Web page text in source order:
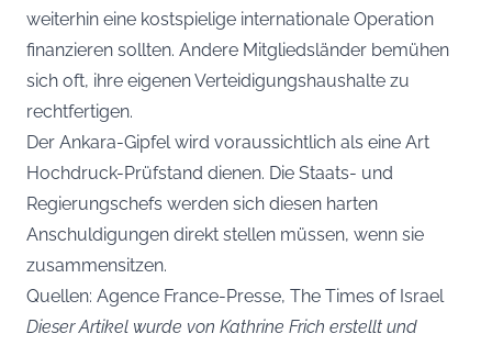
weiterhin eine kostspielige internationale Operation
finanzieren sollten. Andere Mitgliedsländer bemühen
sich oft, ihre eigenen Verteidigungshaushalte zu
rechtfertigen.
Der Ankara-Gipfel wird voraussichtlich als eine Art
Hochdruck-Prüfstand dienen. Die Staats- und
Regierungschefs werden sich diesen harten
Anschuldigungen direkt stellen müssen, wenn sie
zusammensitzen.
Quellen: Agence France-Presse, The Times of Israel
Dieser Artikel wurde von Kathrine Frich erstellt und